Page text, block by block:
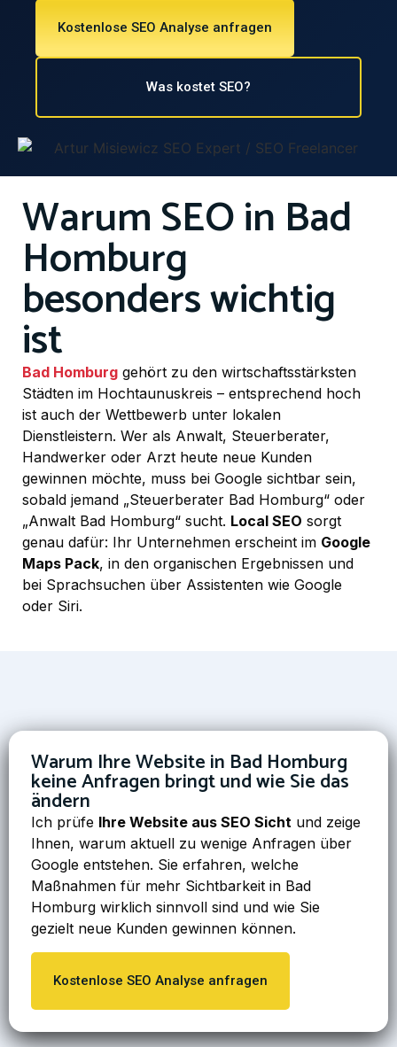
Kostenlose SEO Analyse anfragen
Was kostet SEO?
Warum SEO in Bad
Homburg
besonders wichtig
ist
Bad Homburg gehört zu den wirtschaftsstärksten
Städten im Hochtaunuskreis – entsprechend hoch
ist auch der Wettbewerb unter lokalen
Dienstleistern. Wer als Anwalt, Steuerberater,
Handwerker oder Arzt heute neue Kunden
gewinnen möchte, muss bei Google sichtbar sein,
sobald jemand „Steuerberater Bad Homburg“ oder
„Anwalt Bad Homburg“ sucht. Local SEO sorgt
genau dafür: Ihr Unternehmen erscheint im Google
Maps Pack, in den organischen Ergebnissen und
bei Sprachsuchen über Assistenten wie Google
oder Siri.
Warum Ihre Website in Bad Homburg
keine Anfragen bringt und wie Sie das
ändern
Ich prüfe Ihre Website aus SEO Sicht und zeige
Ihnen, warum aktuell zu wenige Anfragen über
Google entstehen. Sie erfahren, welche
Maßnahmen für mehr Sichtbarkeit in Bad
Homburg wirklich sinnvoll sind und wie Sie
gezielt neue Kunden gewinnen können.
Kostenlose SEO Analyse anfragen